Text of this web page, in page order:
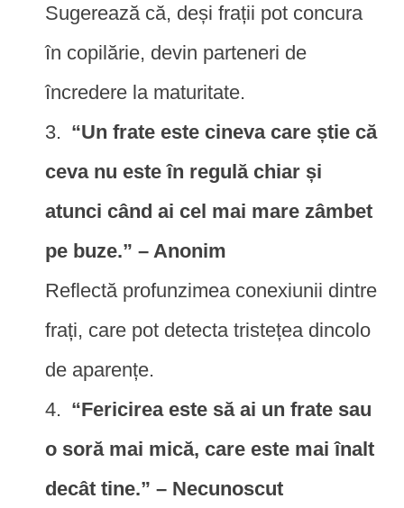
Sugerează că, deși frații pot concura
în copilărie, devin parteneri de
încredere la maturitate.
“Un frate este cineva care știe că
ceva nu este în regulă chiar și
atunci când ai cel mai mare zâmbet
pe buze.” – Anonim
Reflectă profunzimea conexiunii dintre
frați, care pot detecta tristețea dincolo
de aparențe.
“Fericirea este să ai un frate sau
o soră mai mică, care este mai înalt
decât tine.” – Necunoscut